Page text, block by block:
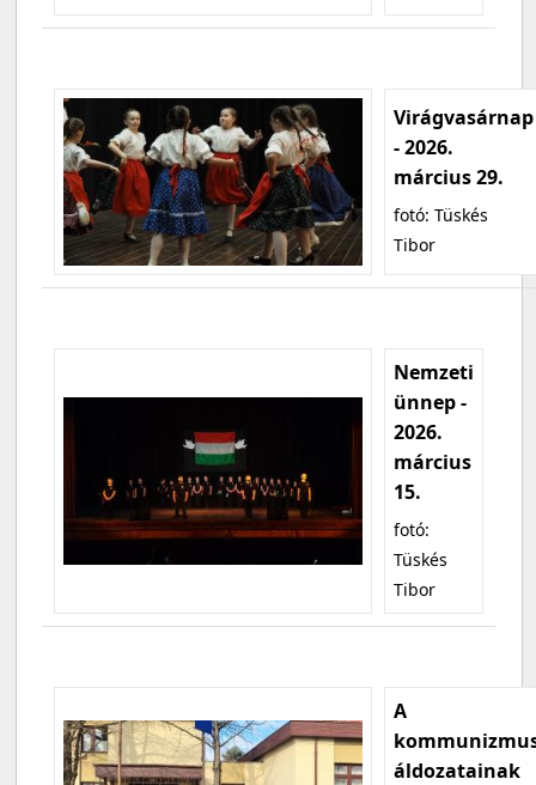
Virágvasárnap
- 2026.
március 29.
fotó: Tüskés
Tibor
Nemzeti
ünnep -
2026.
március
15.
fotó:
Tüskés
Tibor
A
áldozatainak